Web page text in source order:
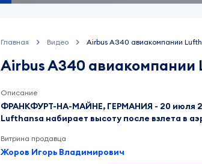
Главная Видео Airbus A340 авиакомпании
Airbus A340 авиакомпании
Описание
ФРАНКФУРТ-НА-МАЙНЕ, ГЕРМАНИЯ - 20 июля
Lufthansa набирает высоту после взлета в
Витрина продавца
Жоров Игорь Владимирович